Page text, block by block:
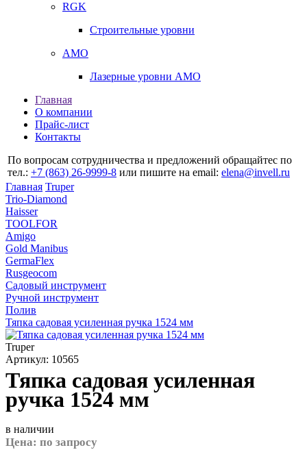
RGK
Строительные уровни
AMO
Лазерные уровни AMO
Главная
О компании
Прайс-лист
Контакты
По вопросам сотрудничества и предложений обращайтес по
тел.: +7 (863) 26‐9999‐8 или пишите на email: elena@invell.ru
Главная Truper
Trio-Diamond
Haisser
TOOLFOR
Amigo
Gold Manibus
GermaFlex
Rusgeocom
Садовый инструмент
Ручной инструмент
Полив
Тяпка садовая усиленная ручка 1524 мм
Truper
Артикул: 10565
Тяпка садовая усиленная
ручка 1524 мм
в наличии
Цена: по запросу